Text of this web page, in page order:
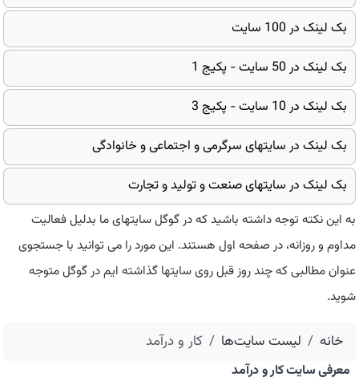
بک لینک در 100 سایت
بک لینک در 50 سایت - پکیج 1
بک لینک در 10 سایت - پکیج 3
بک لینک در سایتهای سرگرمی و اجتماعی و خانوادگی
بک لینک در سایتهای صنعت و تولید و تجارت
به این نکته توجه داشته باشید که در گوگل سایتهای ما بدلیل فعالیت
مداوم و روزانه، در صفحه اول هستند. این مورد را می توانید با جستجوی
عنوان مطالبی که چند روز قبل روی سایتها گذاشته ایم در گوگل متوجه
شوید.
خانه لیست سایت‌ها كار و درآمد
معرفی سایت كار و درآمد